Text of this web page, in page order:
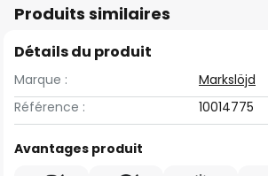
Produits similaires
Détails du produit
Marque :
Markslöjd
Référence :
10014775
Avantages produit